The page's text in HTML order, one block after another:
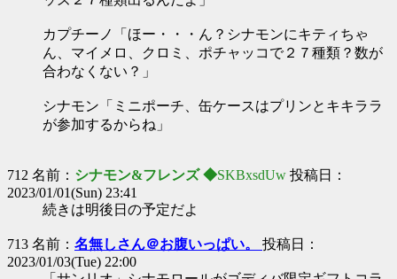
カプチーノ「ほー・・・ん？シナモンにキティちゃ
ん、マイメロ、クロミ、ポチャッコで２７種類？数が
合わなくない？」
シナモン「ミニポーチ、缶ケースはプリンとキキララ
が参加するからね」
712 名前： シナモン&フレンズ ◆SKBxsdUw 投稿日：
2023/01/01(Sun) 23:41
続きは明後日の予定だよ
713 名前： 名無しさん＠お腹いっぱい。 投稿日：
2023/01/03(Tue) 22:00